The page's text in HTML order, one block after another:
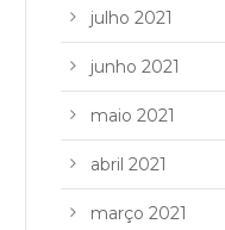
julho 2021
junho 2021
maio 2021
abril 2021
março 2021